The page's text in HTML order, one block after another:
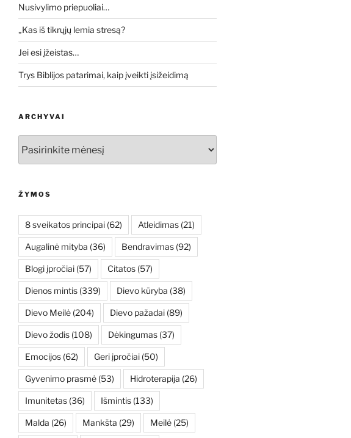
Nusivylimo priepuoliai…
„Kas iš tikrųjų lemia stresą?
Jei esi įžeistas…
Trys Biblijos patarimai, kaip įveikti įsižeidimą
ARCHYVAI
ŽYMOS
8 sveikatos principai(62) Atleidimas(21)
Augalinė mityba (36) Bendravimas(92)
Blogi įpročiai(57) Citatos(57)
Dienos mintis(339) Dievo kūryba (38)
Dievo Meilė(204) Dievo pažadai(89)
Dievo žodis(108) Dėkingumas(37)
Emocijos(62) Geri įpročiai(50)
Gyvenimo prasmė(53) Hidroterapija (26)
Imunitetas(36) Išmintis(133)
Malda (26) Mankšta (29) Meilė(25)